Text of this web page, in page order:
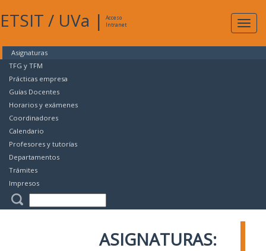
ETSIT / UVa |
Acceso
Intranet
Asignaturas
TFG y TFM
Prácticas empresa
Guías Docentes
Horarios y exámenes
Coordinadores
Calendario
Profesores y tutorías
Departamentos
Trámites
Impresos
ASIGNATURAS: